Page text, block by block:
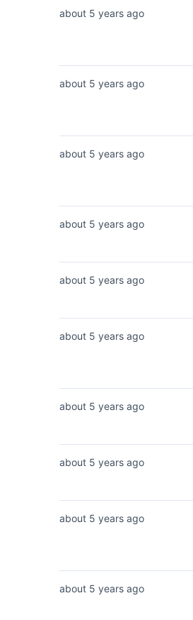
about 5 years ago
about 5 years ago
about 5 years ago
about 5 years ago
about 5 years ago
about 5 years ago
about 5 years ago
about 5 years ago
about 5 years ago
about 5 years ago